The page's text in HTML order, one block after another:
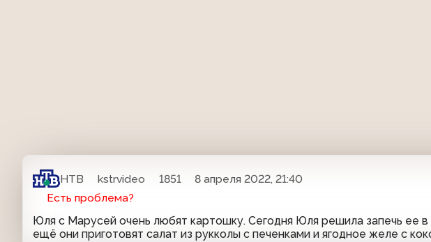
НТВ kstrvideo 1851
8 апреля 2022, 21:40
Есть проблема?
Юля с Марусей очень любят картошку. Сегодня Юля решила запечь ее в
ещё они приготовят салат из рукколы с печенками и ягодное желе с